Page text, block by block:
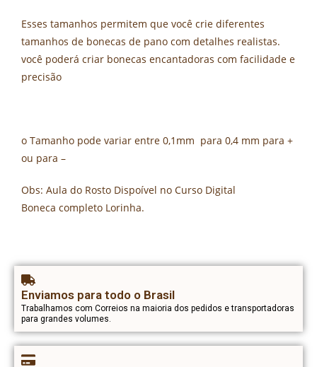
Esses tamanhos permitem que você crie diferentes
tamanhos de bonecas de pano com detalhes realistas.
você poderá criar bonecas encantadoras com facilidade e
precisão
o Tamanho pode variar entre 0,1mm para 0,4 mm para +
ou para –
Obs: Aula do Rosto Dispoível no Curso Digital
Boneca completo Lorinha.
Enviamos para todo o Brasil
Trabalhamos com Correios na maioria dos pedidos e transportadoras
para grandes volumes.